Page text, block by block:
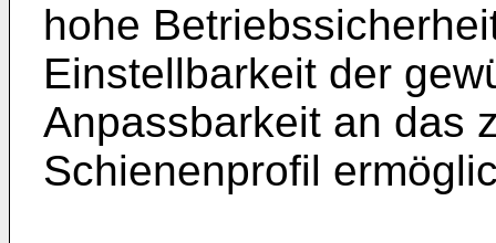
hohe
Einstellbarkeit der
Anpassbarkeit an das
Schienenprofil